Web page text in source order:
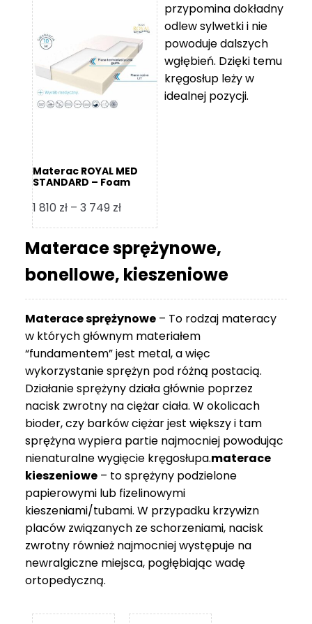
119 zł
do
11
670 zł
Materac ROYAL MED
STANDARD – Foam
1 810 zł – 3 749 złZakres
cen:
od
1
810 zł
749 zł
przypomina dokładny
odlew sylwetki i nie
powoduje dalszych
wgłębień. Dzięki temu
kręgosłup leży w
idealnej pozycji.
Materace sprężynowe,
bonellowe, kieszeniowe
Materace sprężynowe – To rodzaj materacy
w których głównym materiałem
“fundamentem” jest metal, a więc
wykorzystanie sprężyn pod różną postacią.
Działanie sprężyny działa głównie poprzez
nacisk zwrotny na ciężar ciała. W okolicach
bioder, czy barków ciężar jest większy i tam
sprężyna wypiera partie najmocniej powodując
nienaturalne wygięcie kręgosłupa.materace
kieszeniowe – to sprężyny podzielone
papierowymi lub fizelinowymi
kieszeniami/tubami. W przypadku krzywizn
placów związanych ze schorzeniami, nacisk
zwrotny również najmocniej występuje na
newralgiczne miejsca, pogłębiając wadę
ortopedyczną.